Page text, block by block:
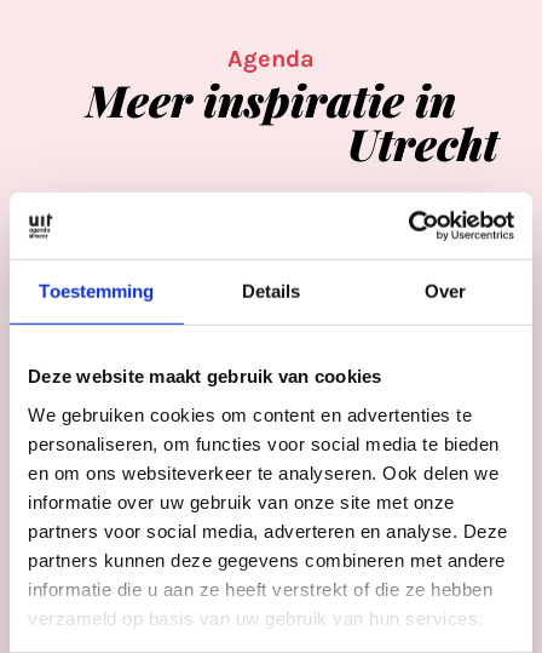
Toestemming Details Over
Deze website maakt gebruik van cookies
We gebruiken cookies om content en advertenties te
personaliseren, om functies voor social media te bieden
en om ons websiteverkeer te analyseren. Ook delen we
informatie over uw gebruik van onze site met onze
partners voor social media, adverteren en analyse. Deze
partners kunnen deze gegevens combineren met andere
informatie die u aan ze heeft verstrekt of die ze hebben
verzameld op basis van uw gebruik van hun services.
Agenda
Meerinspiratiein
Utrecht